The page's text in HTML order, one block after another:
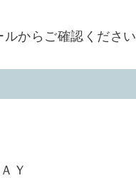
からご確認ください
Ｙ